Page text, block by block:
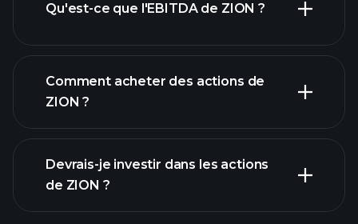
plus
Qu'est-ce que l'EBITDA de ZION ?
rapports financiers
Comment acheter des actions de
ZION ?
Devrais-je investir dans les actions
de ZION ?